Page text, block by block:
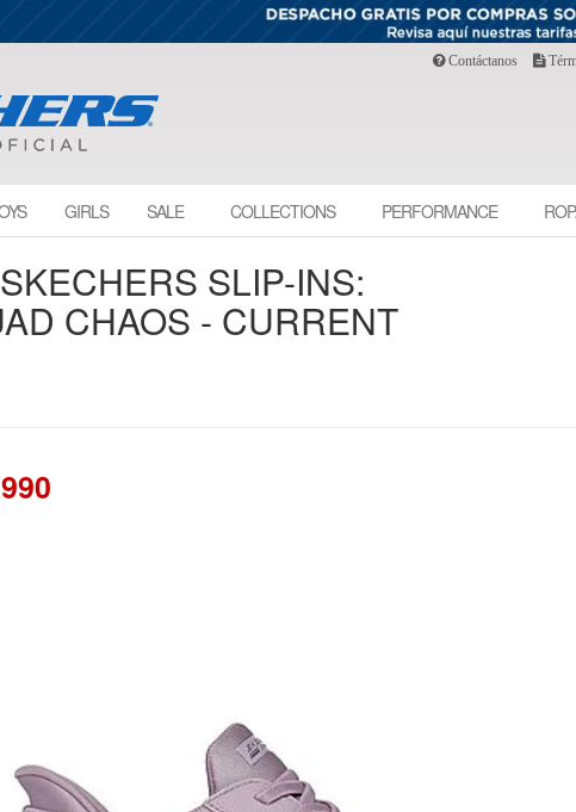
Contáctanos
GIRLS SALE COLLECTIONS PERFORMANCE
SLIP-INS:
CHAOS - CURRENT